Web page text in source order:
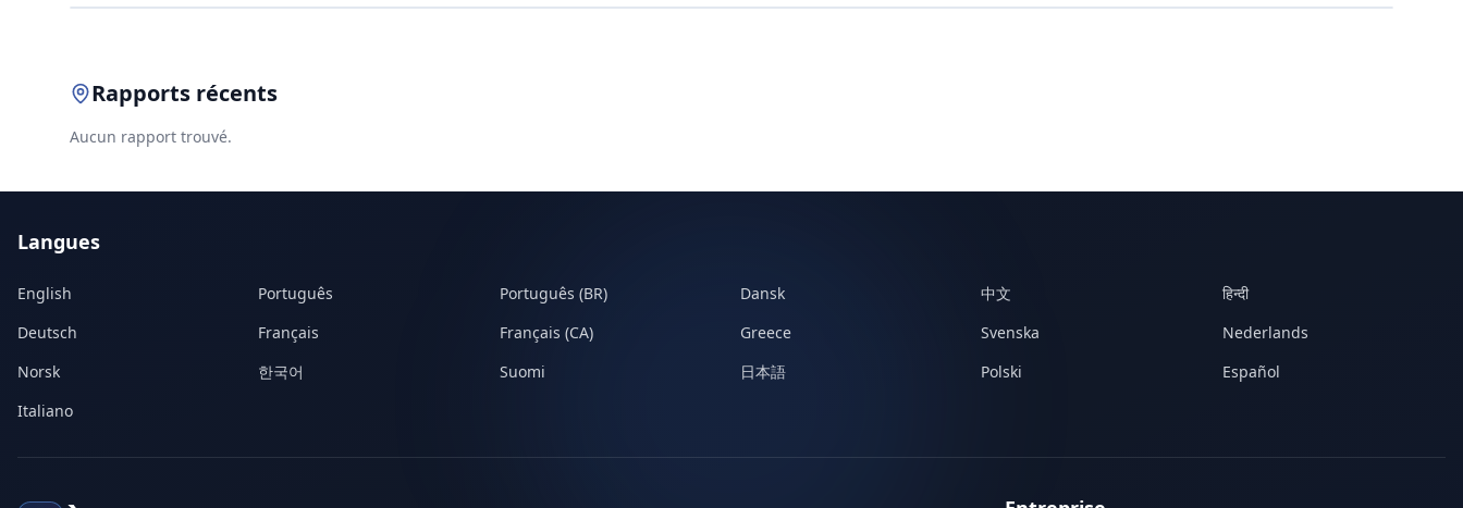
Rapports récents
Aucun rapport trouvé.
Langues
English Português Português (BR) Dansk 中文
हिन्दी
Deutsch
Français Français (CA) Greece Svenska
Nederlands
Norsk
한국어 Suomi 日本語 Polski
Español
Italiano